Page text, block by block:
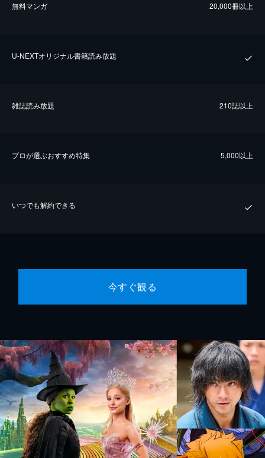
無料マンガ 20,000冊以上
U-NEXTオリジナル書籍読み放題
雑誌読み放題 210誌以上
プロが選ぶおすすめ特集 5,000以上
いつでも解約できる
今すぐ観る